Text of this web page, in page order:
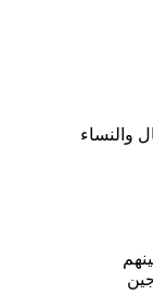
والنساء